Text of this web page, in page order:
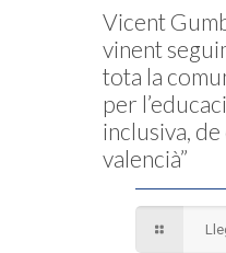
Vicent
vinent
tota la
per
inclusiva,
valencià”